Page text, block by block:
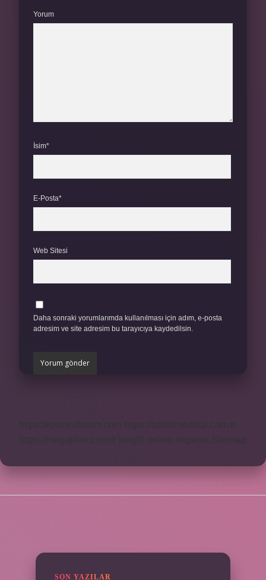
Yorum
İsim*
E-Posta*
Web Sitesi
Daha sonraki yorumlarımda kullanılması için adım, e-posta
adresim ve site adresim bu tarayıcıya kaydedilsin.
SON YAZILAR